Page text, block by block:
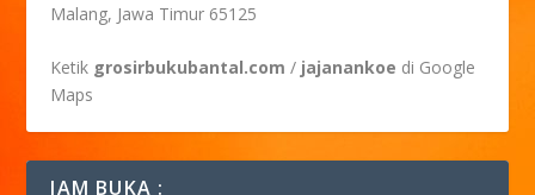
Malang, Jawa Timur 65125
Ketik grosirbukubantal.com / jajanankoe di Google
Maps
JAM BUKA :